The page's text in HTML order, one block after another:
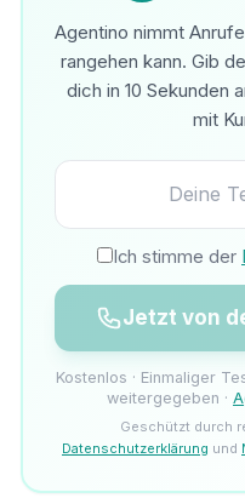
Agentino nimmt
rangehen kann. Gib
dich in 10 Sekunden
mit
Ich stimme der
Jetzt von
Kostenlos · Einmaliger
weitergegeben ·
Geschützt durch
Datenschutzerklärung und